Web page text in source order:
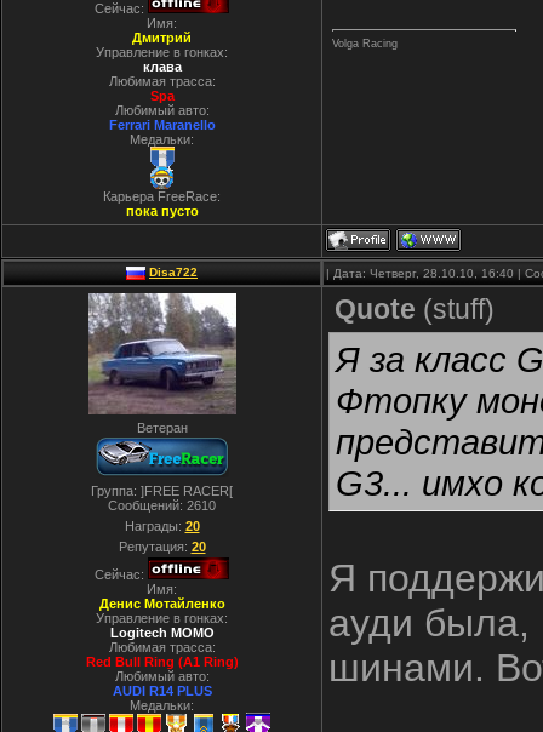
Сейчас:
Имя:
Дмитрий
Управление в гонках:
клава
Любимая трасса:
Spa
Любимый авто:
Ferrari Maranello
Медальки:
Карьера FreeRace:
пока пусто
Volga Racing
Disa722 | Дата: Четверг, 28.10.10, 16:40 |
Ветеран
Группа: ]FREE RACER[
Сообщений: 2610
Награды: 20
Репутация: 20
Сейчас:
Имя:
Денис Мотайленко
Управление в гонках:
Logitech MOMO
Любимая трасса:
Red Bull Ring (A1 Ring)
Любимый авто:
AUDI R14 PLUS
Медальки:
Quote (stuff)
Я за класс
Фтопку
G3... имхо
Я
ауди была,
шинами.